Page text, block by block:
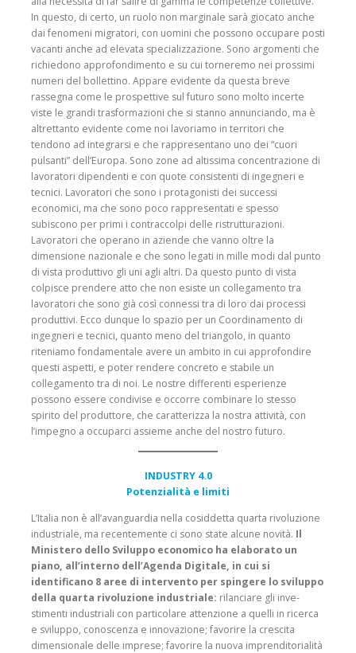
In questo, di certo, un ruolo non marginale sarà giocato anche
dai fenomeni migratori, con uomini che possono occupare posti
vacanti anche ad elevata specializzazione. Sono argomenti che
richiedono approfondimento e su cui torneremo nei prossimi
numeri del bollettino. Appare evidente da questa breve
rassegna come le prospettive sul futuro sono molto incerte
viste le grandi trasformazioni che si stanno annunciando, ma è
altrettanto evidente come noi lavoriamo in territori che
tendono ad integrarsi e che rappresentano uno dei “cuori
pulsanti” dell’Europa. Sono zone ad altissima concentrazione di
lavoratori dipendenti e con quote consistenti di ingegneri e
tecnici. Lavoratori che sono i protagonisti dei successi
economici, ma che sono poco rappresentati e spesso
subiscono per primi i contraccolpi delle ristrutturazioni.
Lavoratori che operano in aziende che vanno oltre la
dimensione nazionale e che sono legati in mille modi dal punto
di vista produttivo gli uni agli altri. Da questo punto di vista
colpisce prendere atto che non esiste un collegamento tra
lavoratori che sono già così connessi tra di loro dai processi
produttivi. Ecco dunque lo spazio per un Coordinamento di
ingegneri e tecnici, quanto meno del triangolo, in quanto
riteniamo fondamentale avere un ambito in cui approfondire
questi aspetti, e poter rendere concreto e stabile un
collegamento tra di noi. Le nostre differenti esperienze
possono essere condivise e occorre combinare lo stesso
spirito del produttore, che caratterizza la nostra attività, con
l’impegno a occuparci assieme anche del nostro futuro.
INDUSTRY 4.0
Potenzialità e limiti
L’Italia non è all’avanguar­dia nella cosiddetta quarta rivoluzione
industriale, ma recentemente ci sono state alcune novità. Il
Ministero dello Sviluppo economico ha elaborato un
piano, all’interno dell’Agenda Digitale, in cui si
identificano 8 aree di inter­vento per spingere lo svi­luppo
della quarta rivoluzione industriale: rilanciare gli inve­
stimenti industriali con par­ticolare attenzione a quelli in ricerca
e sviluppo, cono­scenza e innovazione; favorire la crescita
dimensionale delle imprese; favorire la nuova imprenditorialità